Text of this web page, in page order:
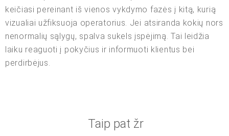
keičiasi pereinant iš vienos vykdymo fazės į kitą, kurią
vizualiai užfiksuoja operatorius. Jei atsiranda kokių nors
nenormalių sąlygų, spalva sukels įspėjimą. Tai leidžia
laiku reaguoti į pokyčius ir informuoti klientus bei
perdirbėjus.
Taip pat žr